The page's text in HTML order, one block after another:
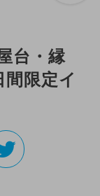
台・縁
限定イ